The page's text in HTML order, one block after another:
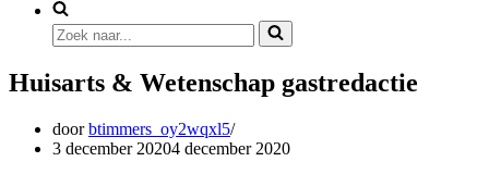
Zoek
naar...
Huisarts & Wetenschap gastredactie
doorbtimmers_oy2wqxl5
3 december 20204 december 2020